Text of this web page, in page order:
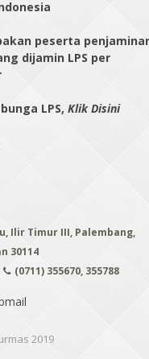
peserta
dijamin LPS per
LPS,Klik Disini
Ilir Timur III, Palembang,
30114
(0711) 355670, 355788
2019